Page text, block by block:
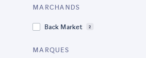
MARCHANDS
Back Market 2
MARQUES